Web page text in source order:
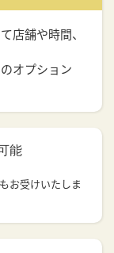
店舗や時間、
オプション
能
お受けいたしま